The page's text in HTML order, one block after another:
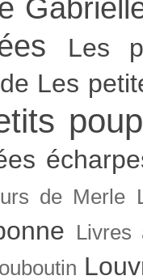
Les
Les
de Merle
Livres